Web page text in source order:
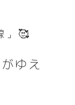
」🥰
ゆえ